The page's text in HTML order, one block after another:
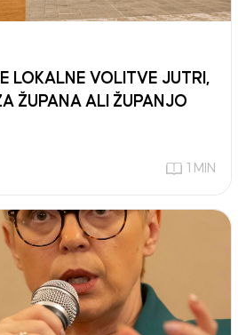
LOKALNE VOLITVE JUTRI,
ŽUPANA ALI ŽUPANJO
1 MIN